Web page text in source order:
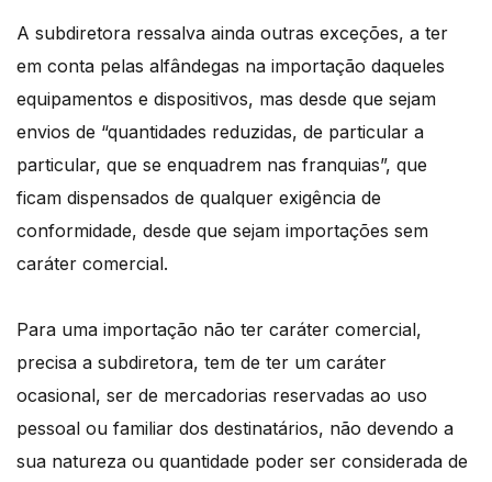
A subdiretora ressalva ainda outras exceções, a ter
em conta pelas alfândegas na importação daqueles
equipamentos e dispositivos, mas desde que sejam
envios de “quantidades reduzidas, de particular a
particular, que se enquadrem nas franquias”, que
ficam dispensados de qualquer exigência de
conformidade, desde que sejam importações sem
caráter comercial.
Para uma importação não ter caráter comercial,
precisa a subdiretora, tem de ter um caráter
ocasional, ser de mercadorias reservadas ao uso
pessoal ou familiar dos destinatários, não devendo a
sua natureza ou quantidade poder ser considerada de